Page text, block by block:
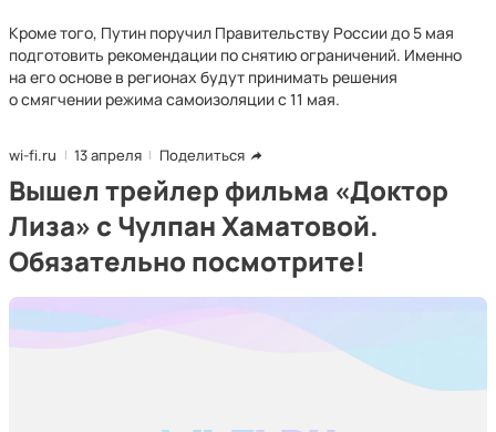
Кроме того, Путин поручил Правительству России до 5 мая
подготовить рекомендации по снятию ограничений. Именно
на его основе в регионах будут принимать решения
о смягчении режима самоизоляции с 11 мая.
wi-fi.ru 13 апреля Поделиться
Вышел трейлер фильма «Доктор
Лиза» с Чулпан Хаматовой.
Обязательно посмотрите!